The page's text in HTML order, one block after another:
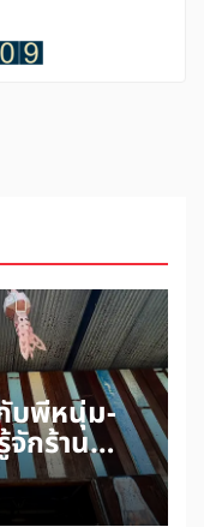
บพี่หนุ่ม-
กร้าน
วนเกษตร
รสงคราม